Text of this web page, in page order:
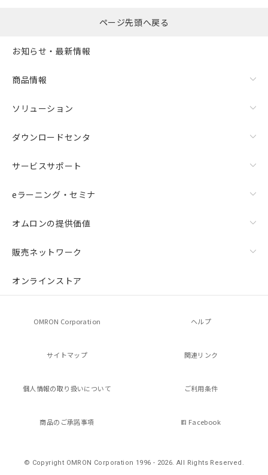
ページ先頭へ戻る
お知らせ・最新情報
商品情報
ソリューション
ダウンロードセンタ
サービスサポート
eラーニング・セミナ
オムロンの提供価値
販売ネットワーク
オンラインストア
OMRON Corporation ヘルプ
サイトマップ 関連リンク
個人情報の取り扱いについて ご利用条件
商品のご承諾事項 Facebook
© Copyright OMRON Corporation 1996 - 2026.All Rights Reserved.
在庫なし(最新の在庫状況につ
たはお客様担当のオムロン制御
空
ご相談ください。
オムロン制御機器販売店や当社販売拠
ください。
マイパーツ機能（部品リスト作成サー
メンバーズにご登録されている必要が
あります。
登録された部品リストについて、当社
品・サービスに関するお客様との取
をご了承ください。
※当社の共同利用者とは、
用者の範囲」に記載されている法人を